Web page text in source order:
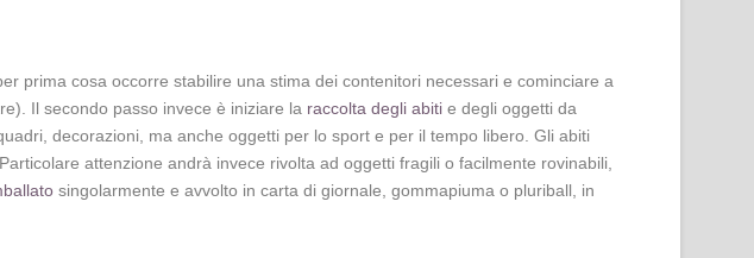
prima cosa occorre stabilire una stima dei contenitori necessari e cominciare a
Il secondo passo invece è iniziare la raccolta degli abiti e degli oggetti da
decorazioni, ma anche oggetti per lo sport e per il tempo libero. Gli abiti
attenzione andrà invece rivolta ad oggetti fragili o facilmente rovinabili,
singolarmente e avvolto in carta di giornale, gommapiuma o pluriball, in